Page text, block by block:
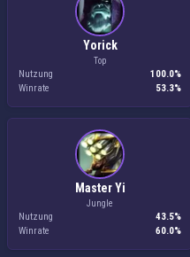
Yorick
Top
Nutzung
100.0%
Winrate
53.3%
Master Yi
Jungle
Nutzung
43.5%
Winrate
60.0%